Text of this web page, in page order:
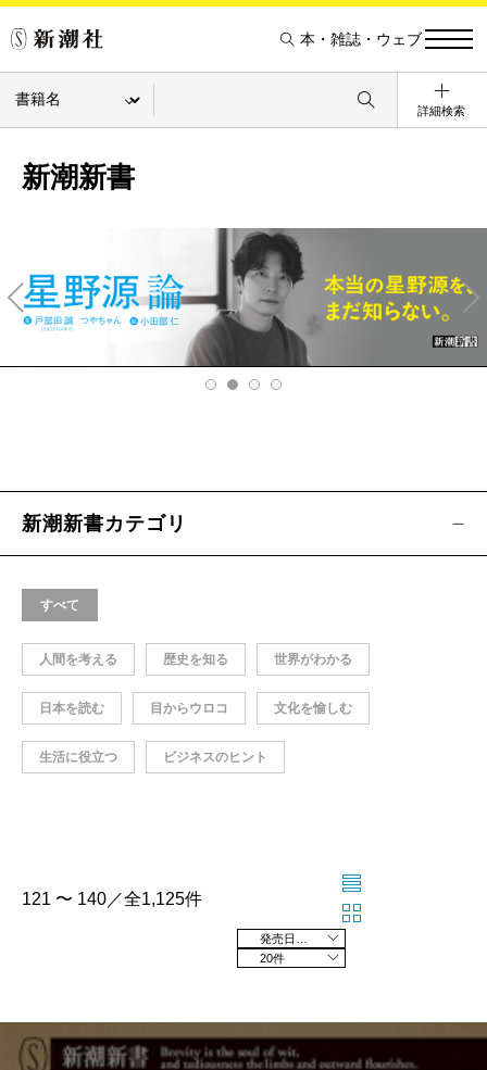
本・雑誌・ウェブ
詳細検索
新潮新書
v
Ne
xt
新潮新書カテゴリ
すべて
人間を考える 歴史を知る 世界がわかる
日本を読む 目からウロコ 文化を愉しむ
生活に役立つ ビジネスのヒント
121 〜 140／全1,125件
20件